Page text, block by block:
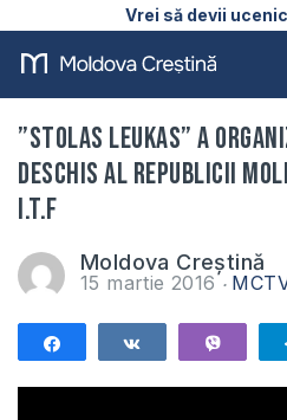
Vrei să devii
”Stolas Leukas” a
Deschis al Republicii
I.T.F
Moldova Creștină
15 martie 2016